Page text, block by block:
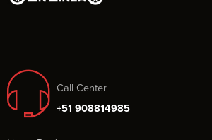
Call Center
+51 908814985